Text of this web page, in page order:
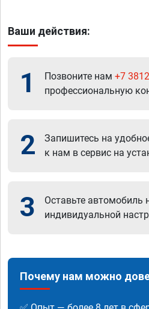
Ваши действия:
1 Позвоните нам +7
профессиональную
2
Запишитесь на
к нам в сервис на
3
Оставьте автомобиль
индивидуальной
Почему нам можно